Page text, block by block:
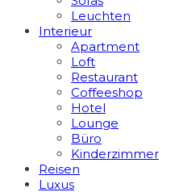
Leuchten
Interieur
Apart­ment
Loft
Restaurant
Coffeeshop
Hotel
Lounge
Büro
Kinderzimmer
Reisen
Luxus